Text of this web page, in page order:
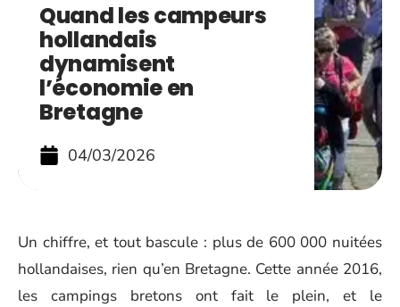
Quand les campeurs
hollandais
dynamisent
l’économie en
Bretagne
04/03/2026
Un chiffre, et tout bascule : plus de 600 000 nuitées
hollandaises, rien qu’en Bretagne. Cette année 2016,
les campings bretons ont fait le plein, et le